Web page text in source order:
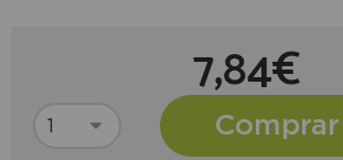
7,84€
Comprar